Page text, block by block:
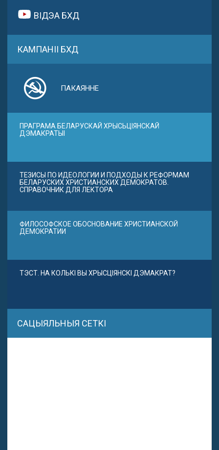
ВІДЭА БХД
КАМПАНІІ БХД
ПАКАЯННЕ
ПРАГРАМА БЕЛАРУСКАЙ ХРЫСЬЦІЯНСКАЙ
ДЭМАКРАТЫІ
ТЕЗИСЫ ПО ИДЕОЛОГИИ И ПОДХОДЫ К РЕФОРМАМ
БЕЛАРУСКИХ ХРИСТИАНСКИХ ДЕМОКРАТОВ.
СПРАВОЧНИК ДЛЯ ЛЕКТОРА
ФИЛОСОФСКОЕ ОБОСНОВАНИЕ ХРИСТИАНСКОЙ
ДЕМОКРАТИИ
ТЭСТ. НА КОЛЬКІ ВЫ ХРЫСЦІЯНСКІ ДЭМАКРАТ?
САЦЫЯЛЬНЫЯ СЕТКІ